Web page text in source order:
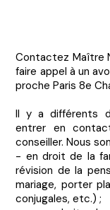
Contactez Maître
faire appel à un
proche Paris 8e
Il y a différents
entrer en
conseiller. Nous
- en droit de la
révision de la
mariage, porter
conjugales, etc.) ;